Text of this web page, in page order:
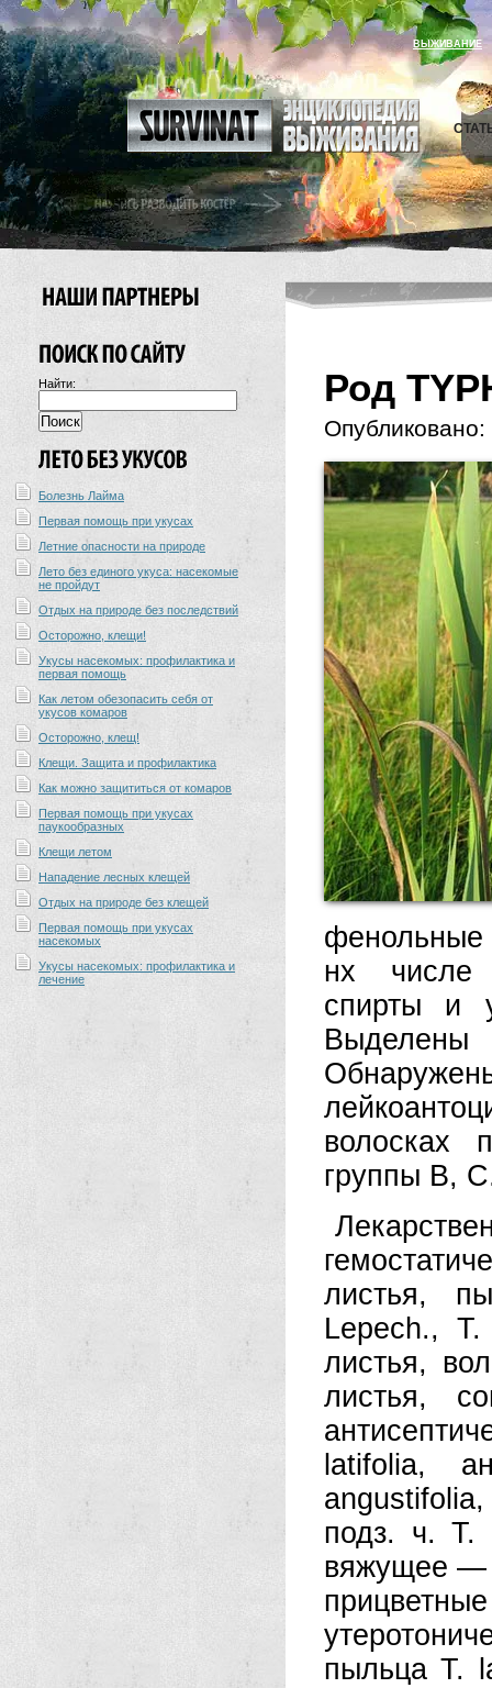
ВЫЖИВАНИЕ
Найти:
Болезнь Лайма
Первая помощь при укусах
Летние опасности на природе
Лето без единого укуса: насекомые
не пройдут
Отдых на природе без последствий
Осторожно, клещи!
Укусы насекомых: профилактика и
первая помощь
Как летом обезопасить себя от
укусов комаров
Осторожно, клещ!
Клещи. Защита и профилактика
Как можно защититься от комаров
Первая помощь при укусах
паукообразных
Клещи летом
Нападение лесных клещей
Отдых на природе без клещей
Первая помощь при укусах
насекомых
Укусы насекомых: профилактика и
лечение
Род
Опубликовано:
нх числе
спирты и
Выделены
волосках
группы В,
листья,
Lepech.,
листья,
листья,
latifolia,
подз. ч. Т.
вяжущее —
пыльца Т.